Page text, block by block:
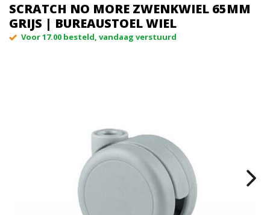
SCRATCH NO MORE ZWENKWIEL 65MM
GRIJS | BUREAUSTOEL WIEL
Voor 17.00 besteld, vandaag verstuurd